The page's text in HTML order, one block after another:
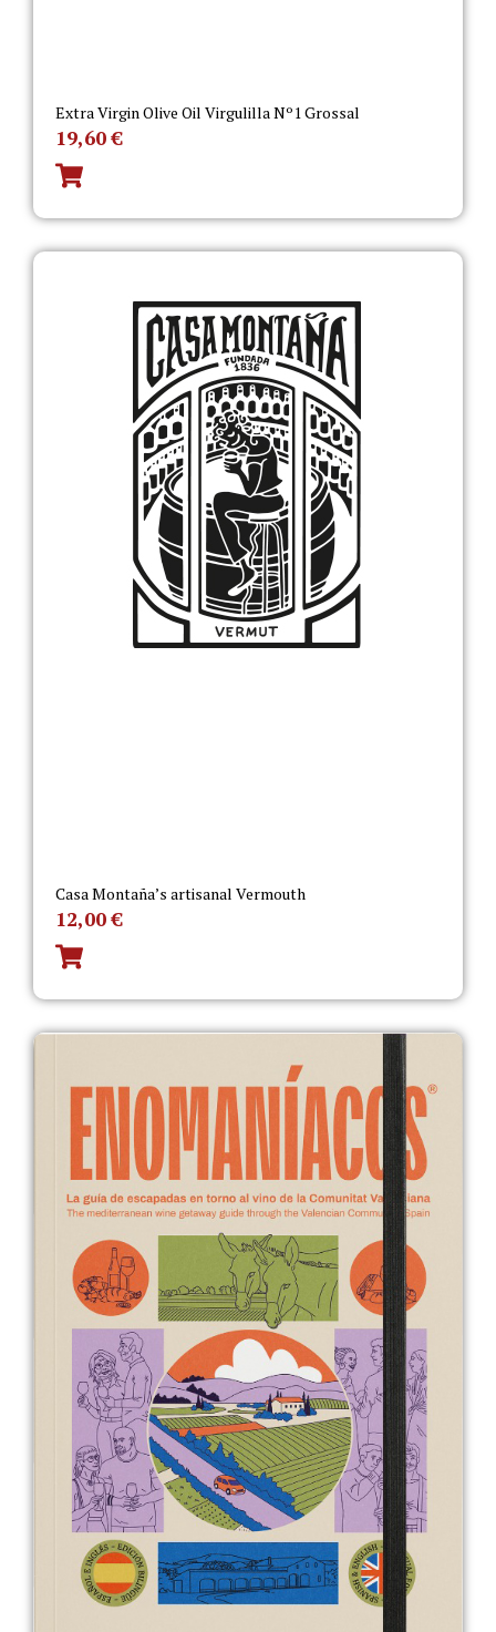
Extra Virgin Olive Oil Virgulilla Nº1 Grossal
19,60€
Casa Montaña’s artisanal Vermouth
12,00€